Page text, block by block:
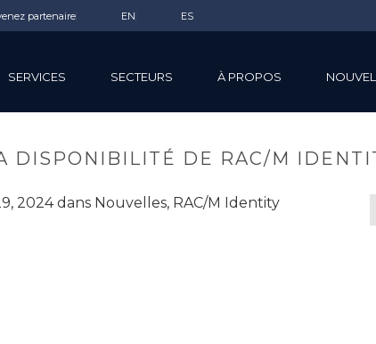
partenaire EN ES
SERVICES SECTEURS À PROPOS
DISPONIBILITÉ DE RAC/M
2024dans Nouvelles, RAC/M Identity